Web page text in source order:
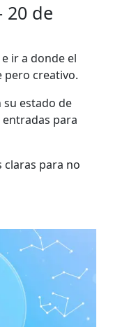
20 de
ir a donde el
pero creativo.
su estado de
para
claras para no